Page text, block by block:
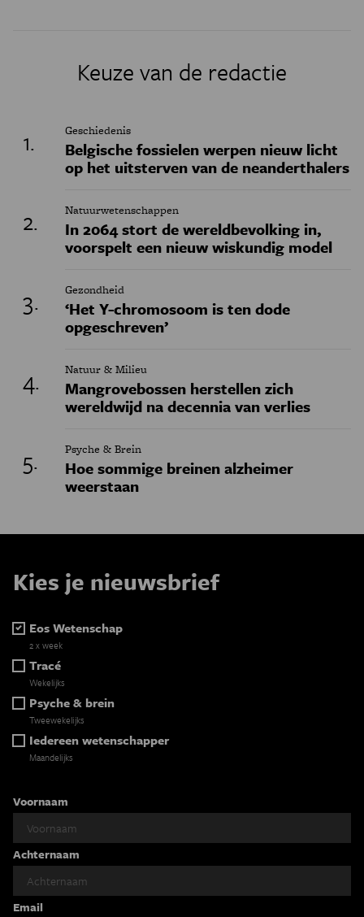
Keuze van de redactie
Geschiedenis
Belgische fossielen werpen nieuw licht
op het uitsterven van de neanderthalers
Natuurwetenschappen
In 2064 stort de wereldbevolking in,
voorspelt een nieuw wiskundig model
Gezondheid
‘Het Y-chromosoom is ten dode
opgeschreven’
Natuur & Milieu
Mangrovebossen herstellen zich
wereldwijd na decennia van verlies
Psyche & Brein
Hoe sommige breinen alzheimer
weerstaan
Kies je nieuwsbrief
Eos Wetenschap
2 x week
Tracé
Wekelijks
Psyche & brein
Tweewekelijks
Iedereen wetenschapper
Maandelijks
Voornaam
Achternaam
Email